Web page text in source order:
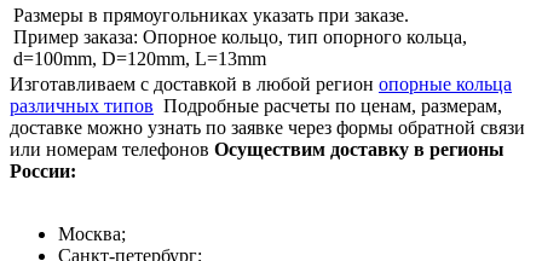
Размеры в прямоугольниках указать при заказе.
Пример заказа: Опорное кольцо, тип опорного кольца,
d=100mm, D=120mm, L=13mm
Изготавливаем с доставкой в любой регион опорные кольца
различных типов Подробные расчеты по ценам, размерам,
доставке можно узнать по заявке через формы обратной связи
или номерам телефонов Осуществим доставку в регионы
России:
Москва;
Санкт-петербург;